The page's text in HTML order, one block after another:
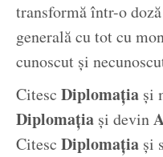
transformă într-o
generală cu tot cu
cunoscut și
Citesc Diplomația și
Diplomația și devin
Citesc Diplomația și